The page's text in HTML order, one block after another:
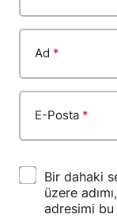
Ad *
E-Posta *
Bir dahaki
üzere
adresimi bu